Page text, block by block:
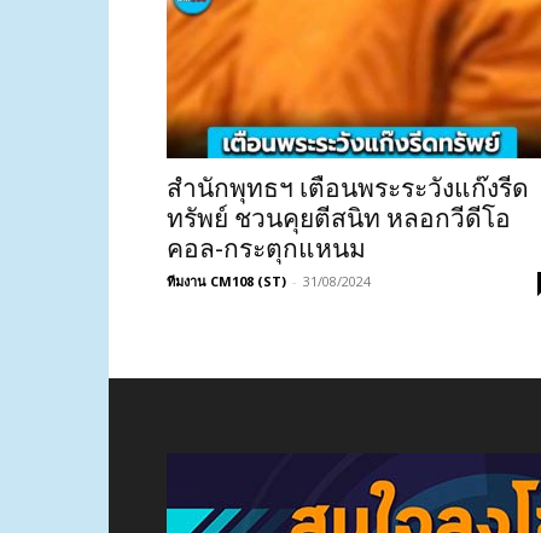
สำนักพุทธฯ เตือนพระระวังแก๊งรีด
ทรัพย์ ชวนคุยตีสนิท หลอกวีดีโอ
คอล-กระตุกแหนม
ทีมงาน CM108 (ST) - 31/08/2024